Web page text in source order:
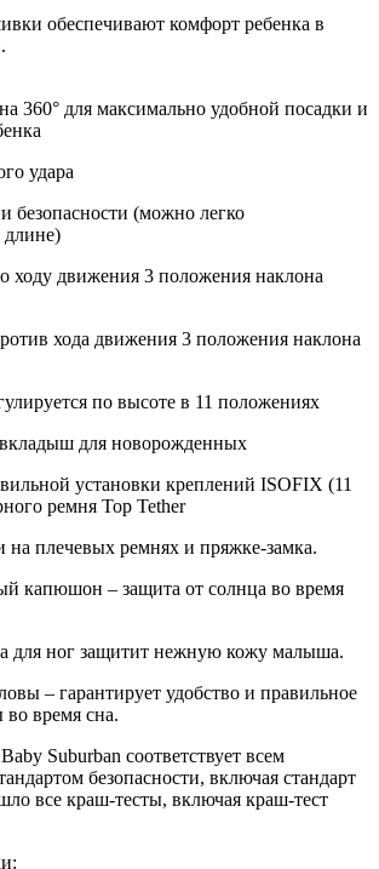
обеспечивают комфорт ребенка в
360° для максимально удобной посадки и
удара
безопасности (можно легко
длине)
ходу движения 3 положения наклона
хода движения 3 положения наклона
по высоте в 11 положениях
для новорожденных
установки креплений ISOFIX (11
ремня Top Tether
на плечевых ремнях и пряжке-замка.
капюшон – защита от солнца во время
для ног защитит нежную кожу малыша.
– гарантирует удобство и правильное
время сна.
Suburban соответствует всем
безопасности, включая стандарт
все краш-тесты, включая краш-тест